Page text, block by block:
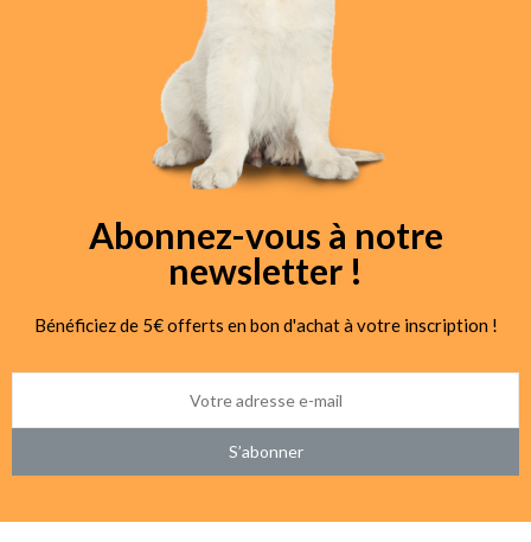
Abonnez-vous à notre
newsletter !
Bénéficiez de 5€ offerts en bon d'achat à votre inscription !
S’abonner